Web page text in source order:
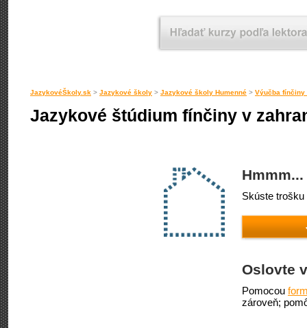
JazykovéŠkoly.sk > Jazykové školy > Jazykové školy Humenné > Výučba fínčiny
Jazykové štúdium fínčiny v
Skúste
Oslovte
Pomocou
zároveň;